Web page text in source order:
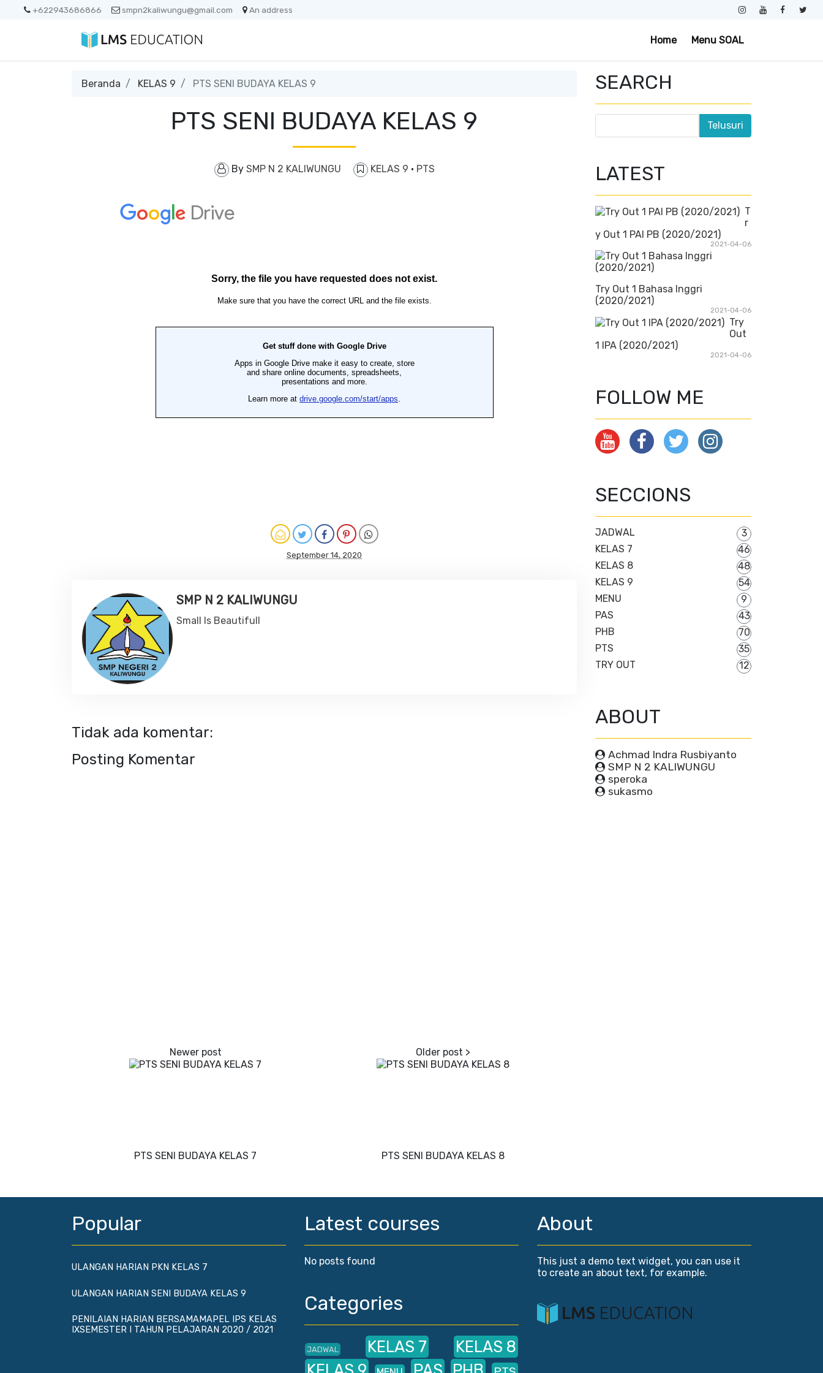
+622943686866 smpn2kaliwungu@gmail.com An address
Home Menu SOAL
Beranda KELAS 9 PTS SENI BUDAYA KELAS 9
PTS SENI BUDAYA KELAS 9
By SMP N 2 KALIWUNGU KELAS 9 · PTS
September 14, 2020
SMP N 2 KALIWUNGU
Small Is Beautifull
Tidak ada komentar:
Posting Komentar
PTS SENI BUDAYA KELAS 7 PTS SENI BUDAYA KELAS 8
SEARCH
LATEST
T
r
y Out 1 PAI PB (2020/2021)
2021-04-06
Try Out 1 Bahasa Inggri
(2020/2021)
2021-04-06
Try
Out
1 IPA (2020/2021)
2021-04-06
FOLLOW ME
SECCIONS
JADWAL
3
KELAS 7
46
KELAS 8
48
KELAS 9
54
MENU
9
PAS
43
PHB
70
PTS
35
TRY OUT
12
ABOUT
Achmad Indra Rusbiyanto
SMP N 2 KALIWUNGU
speroka
sukasmo
Popular
ULANGAN HARIAN PKN KELAS 7
ULANGAN HARIAN SENI BUDAYA KELAS 9
PENILAIAN HARIAN BERSAMAMAPEL IPS KELAS
IXSEMESTER I TAHUN PELAJARAN 2020 / 2021
Latest courses
No posts found
Categories
JADWAL KELAS 7
KELAS 8
About
This just a demo text widget, you can use it
to create an about text, for example.